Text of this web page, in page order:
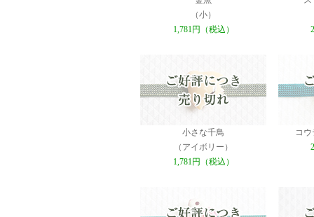
（小）
1,781円（税込）
小さな千鳥
（アイボリー）
1,781円（税込）
コ